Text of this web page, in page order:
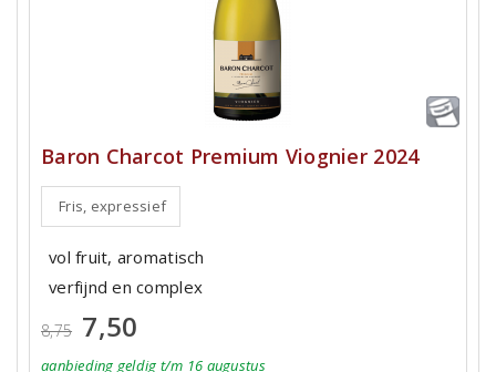
Baron Charcot Premium Viognier 2024
Fris, expressief
vol fruit, aromatisch
verfijnd en complex
8,75 7,50
aanbieding geldig t/m 16 augustus